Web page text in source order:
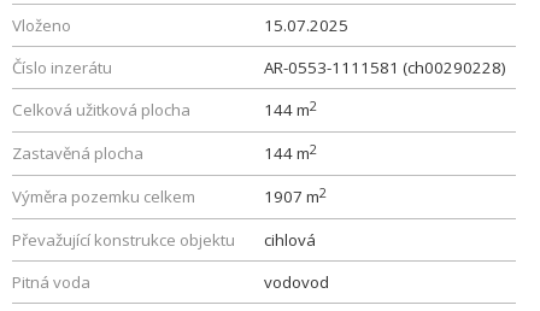
Vloženo
15.07.2025
Číslo inzerátu
AR-0553-1111581 (ch00290228)
Celková užitková plocha
144 m2
Zastavěná plocha 144 m2
Výměra pozemku celkem 1907 m2
Převažující konstrukce objektu
cihlová
Pitná voda
vodovod